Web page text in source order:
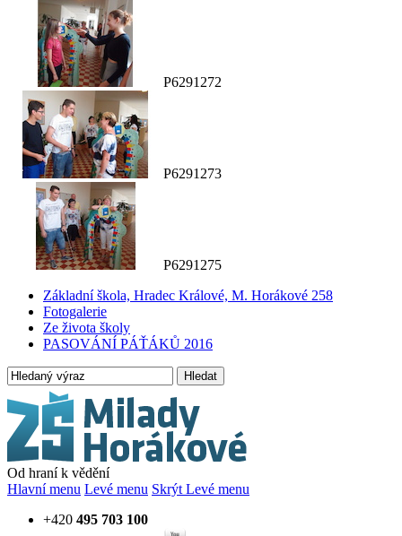
P6291272
P6291273
P6291275
Základní škola, Hradec Králové, M. Horákové 258
Fotogalerie
Ze života školy
PASOVÁNÍ PÁŤÁKŮ 2016
Hledat
Od hraní k vědění
Hlavní menu Levé menu Skrýt Levé menu
+420 495 703 100